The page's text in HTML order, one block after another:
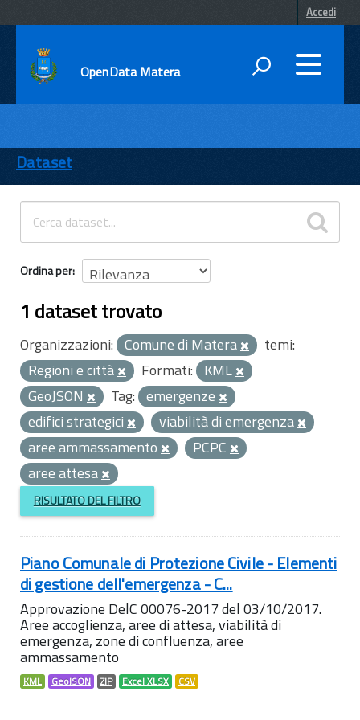
Accedi
OpenData Matera
ENTI
TEMI
INFORMAZIONI
Dataset
Ordina per
1 dataset trovato
Organizzazioni: Comune di Matera
temi:
Regioni e città
Formati: KML
GeoJSON
Tag: emergenze
edifici strategici
viabilità di emergenza
aree ammassamento
PCPC
aree attesa
RISULTATO DEL FILTRO
Piano Comunale di Protezione Civile - Elementi
di gestione dell'emergenza - C...
Approvazione DelC 00076-2017 del 03/10/2017.
Aree accoglienza, aree di attesa, viabilità di
emergenza, zone di confluenza, aree
ammassamento
KML GeoJSON ZIP Excel XLSX CSV